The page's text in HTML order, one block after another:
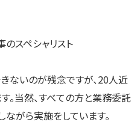
のスペシャリスト
ないのが残念ですが、20人近
。当然、すべての方と業務委託
がら実施をしています。